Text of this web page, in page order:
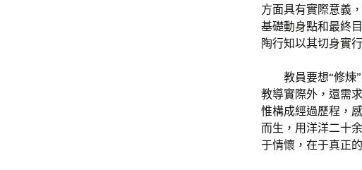
方面具有實際意義
基礎動身點和最終
陶行知以其切身實
教員要想“修煉
教導實際外，還需
惟構成經過歷程，
而生，用洋洋二十
于情懷，在于真正的